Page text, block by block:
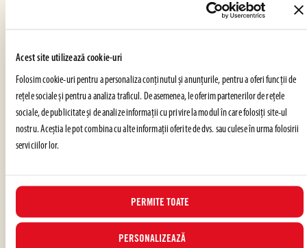
Acest site utilizează cookie-uri
Folosim cookie-uri pentru a personaliza conținutul și anunțurile, pentru a oferi funcții de
rețele sociale și pentru a analiza traficul. De asemenea, le oferim partenerilor de rețele
sociale, de publicitate și de analize informații cu privire la modul în care folosiți site-ul
nostru. Aceștia le pot combina cu alte informații oferite de dvs. sau culese în urma folosirii
serviciilor lor.
PERMITE TOATE
PERSONALIZEAZĂ
pentru a topi untul. Se ia de pe foc și se amestecă smântâna și busuiocul.
Condimentati cu sare și piper. Serviți în cupe espresso sau în pahare mici,
SUPE BUCATARIE ITALIANA APERITIVE RAPID SI DELICIOS